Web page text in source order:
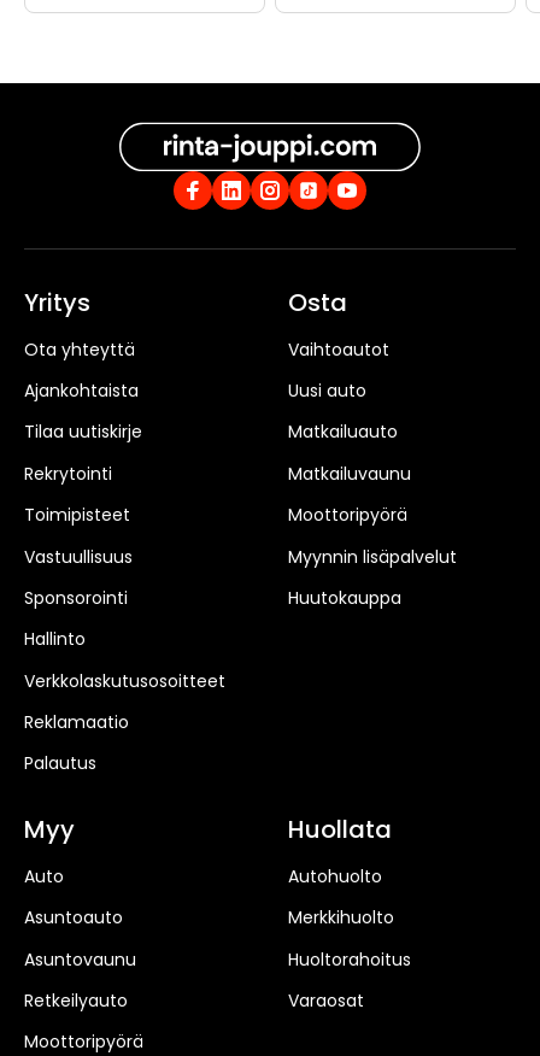
Yritys
Ota yhteyttä
Ajankohtaista
Tilaa uutiskirje
Rekrytointi
Toimipisteet
Vastuullisuus
Sponsorointi
Hallinto
Verkkolaskutusosoitteet
Reklamaatio
Palautus
Osta
Vaihtoautot
Uusi auto
Matkailuauto
Matkailuvaunu
Moottoripyörä
Myynnin lisäpalvelut
Huutokauppa
Myy
Auto
Asuntoauto
Asuntovaunu
Retkeilyauto
Moottoripyörä
Huollata
Autohuolto
Merkkihuolto
Huoltorahoitus
Varaosat